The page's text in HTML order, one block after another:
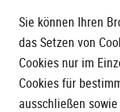
Sie können Ihren
das Setzen von
Cookies nur im
Cookies für
ausschließen